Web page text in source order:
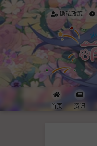
隐私政策
首页 资讯